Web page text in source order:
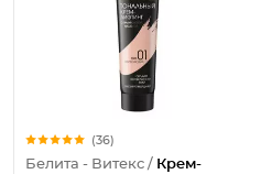
(36)
Белита - Витекс / Крем-